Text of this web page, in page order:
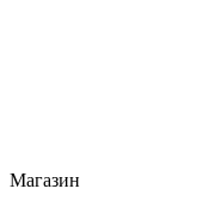
Магазин